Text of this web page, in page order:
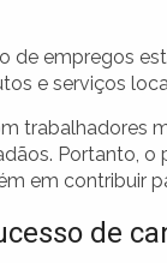
de empregos
e serviços
trabalhadores
Portanto, o
em contribuir
de